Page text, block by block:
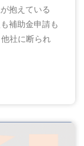
抱えている
補助金申請も
社に断られ